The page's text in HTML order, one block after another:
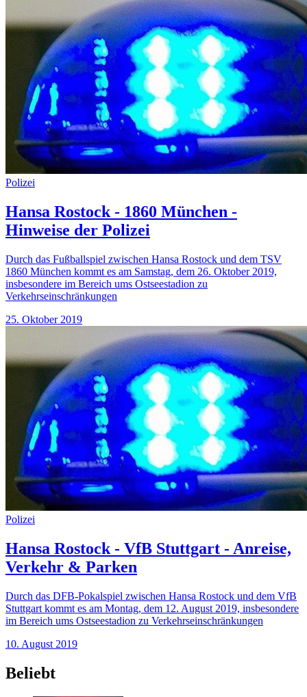
Polizei
Hansa Rostock - 1860 München -
Hinweise der Polizei
Durch das Fußballspiel zwischen Hansa Rostock und dem TSV
1860 München kommt es am Samstag, dem 26. Oktober 2019,
insbesondere im Bereich ums Ostseestadion zu
Verkehrseinschränkungen
25. Oktober 2019
Polizei
Hansa Rostock - VfB Stuttgart - Anreise,
Verkehr & Parken
Durch das DFB-Pokalspiel zwischen Hansa Rostock und dem VfB
Stuttgart kommt es am Montag, dem 12. August 2019, insbesondere
im Bereich ums Ostseestadion zu Verkehrseinschränkungen
10. August 2019
Beliebt